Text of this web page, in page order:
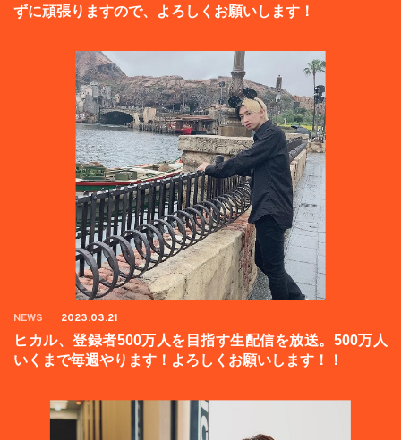
ずに頑張りますので、よろしくお願いします！
NEWS 2023.03.21
ヒカル、登録者500万人を目指す生配信を放送。500万人
いくまで毎週やります！よろしくお願いします！！